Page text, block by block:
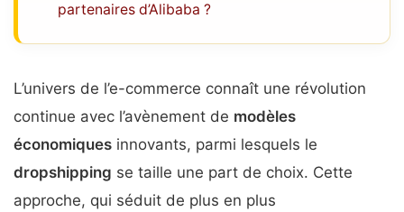
partenaires d’Alibaba ?
L’univers de l’e-commerce connaît une révolution
continue avec l’avènement de modèles
économiques innovants, parmi lesquels le
dropshipping se taille une part de choix. Cette
approche, qui séduit de plus en plus